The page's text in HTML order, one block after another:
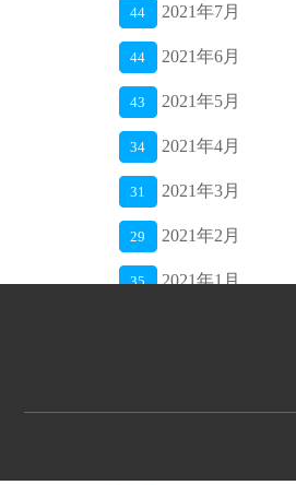
44 2021年7月
44 2021年6月
43 2021年5月
34 2021年4月
31 2021年3月
29 2021年2月
35 2021年1月
48 2020年10月